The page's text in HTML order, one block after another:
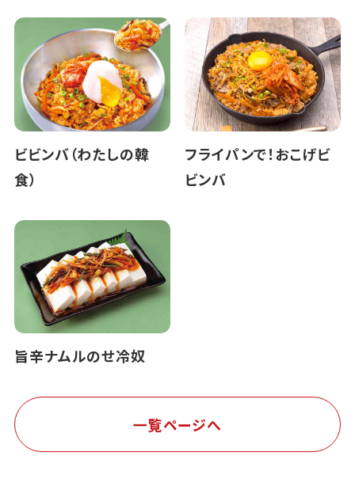
ビビンバ（わたしの韓
食）
フライパンで！おこげビ
ビンバ
旨辛ナムルのせ冷奴
一覧ページへ